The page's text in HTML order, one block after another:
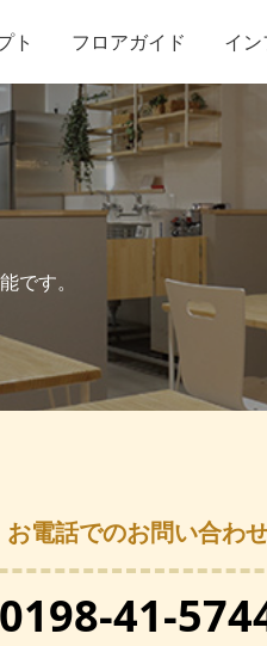
ト フロアガイド イ
です。
お電話でのお問い合わ
0198-41-